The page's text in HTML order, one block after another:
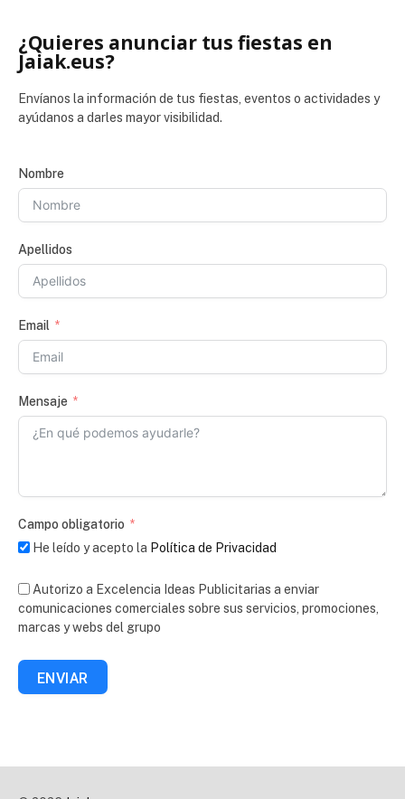
¿Quieres anunciar tus fiestas en
Jaiak.eus?
Envíanos la información de tus fiestas, eventos o actividades y
ayúdanos a darles mayor visibilidad.
Nombre
Apellidos
Email
Mensaje
Campo obligatorio
He leído y acepto la Política de Privacidad
Autorizo a Excelencia Ideas Publicitarias a enviar
comunicaciones comerciales sobre sus servicios, promociones,
marcas y webs del grupo
ENVIAR